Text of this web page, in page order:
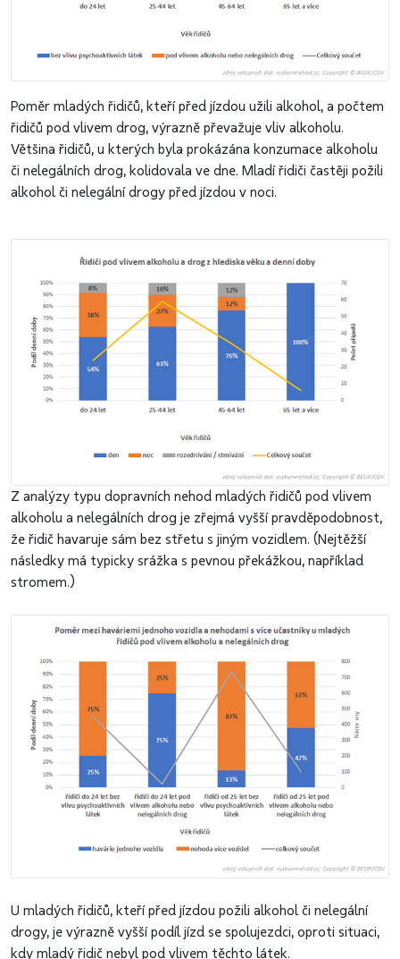
Poměr mladých řidičů, kteří před jízdou užili alkohol, a počtem
řidičů pod vlivem drog, výrazně převažuje vliv alkoholu.
Většina řidičů, u kterých byla prokázána konzumace alkoholu
či nelegálních drog, kolidovala ve dne. Mladí řidiči častěji požili
alkohol či nelegální drogy před jízdou v noci.
Z analýzy typu dopravních nehod mladých řidičů pod vlivem
alkoholu a nelegálních drog je zřejmá vyšší pravděpodobnost,
že řidič havaruje sám bez střetu s jiným vozidlem. (Nejtěžší
následky má typicky srážka s pevnou překážkou, například
stromem.)
U mladých řidičů, kteří před jízdou požili alkohol či nelegální
drogy, je výrazně vyšší podíl jízd se spolujezdci, oproti situaci,
kdy mladý řidič nebyl pod vlivem těchto látek.